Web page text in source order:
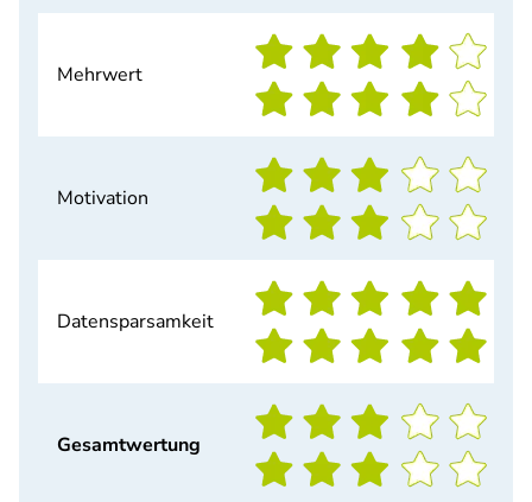
Mehrwert
Motivation
Datensparsamkeit
Gesamtwertung